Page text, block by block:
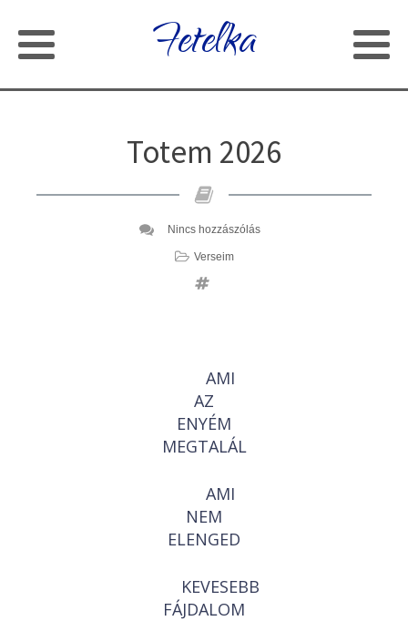
Fetelka
Totem 2026
Nincs hozzászólás
Verseim
AMI
AZ
ENYÉM
MEGTALÁL
AMI
NEM
ELENGED
KEVESEBB
FÁJDALOM